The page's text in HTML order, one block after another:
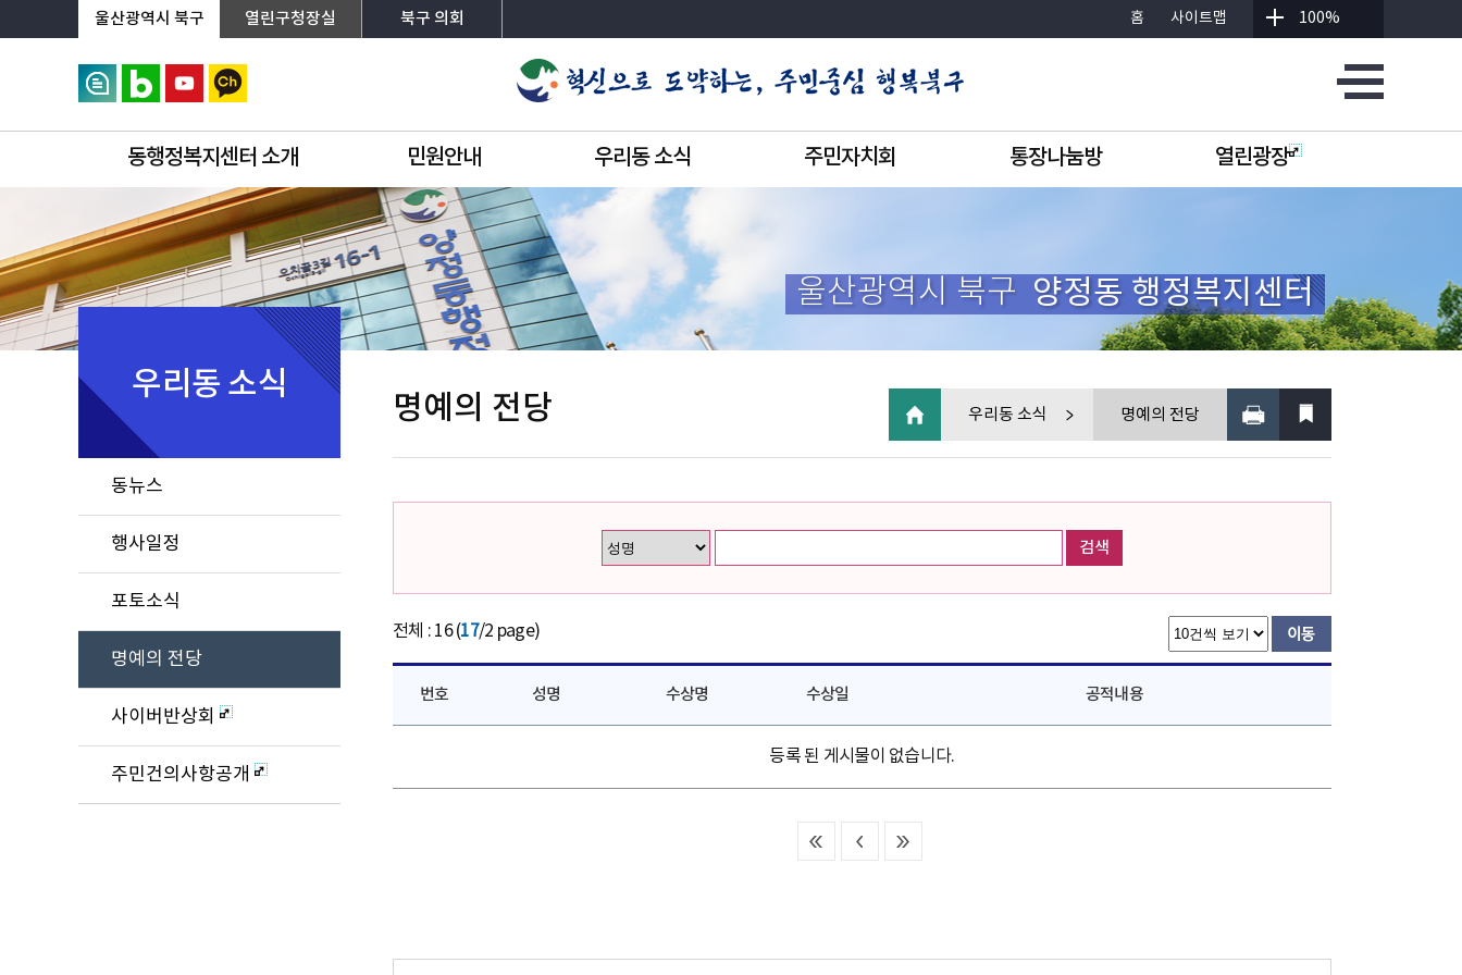
상단메뉴로 바로가기
전체메뉴로 바로가기
왼쪽메뉴로 바로가기
본문으로 바로가기울산광역시 북구 열린구청장실 북구 의회 홈 사이트맵 100%
동행정복지센터 소개 민원안내 우리동 소식 주민자치회 통장나눔방 열린광장
울산광역시 북구 양정동 행정복지센터
우리동 소식
동뉴스
행사일정
포토소식
명예의 전당
사이버반상회
주민건의사항공개
명예의 전당 우리동 소식 명예의 전당
검색
전체 : 16 (17/2 page)
번호 성명 수상명 수상일 공적내용
등록 된 게시물이 없습니다.